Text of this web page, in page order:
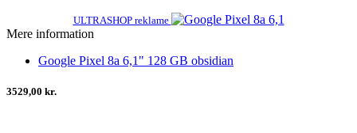
ULTRASHOP reklame
Mere information
Google Pixel 8a 6,1" 128 GB obsidian
3529,00 kr.